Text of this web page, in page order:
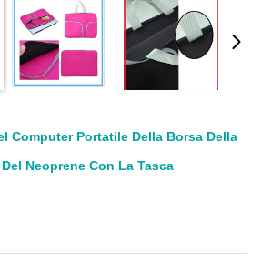
Computer Portatile Della Borsa Della
Neoprene Con La Tasca